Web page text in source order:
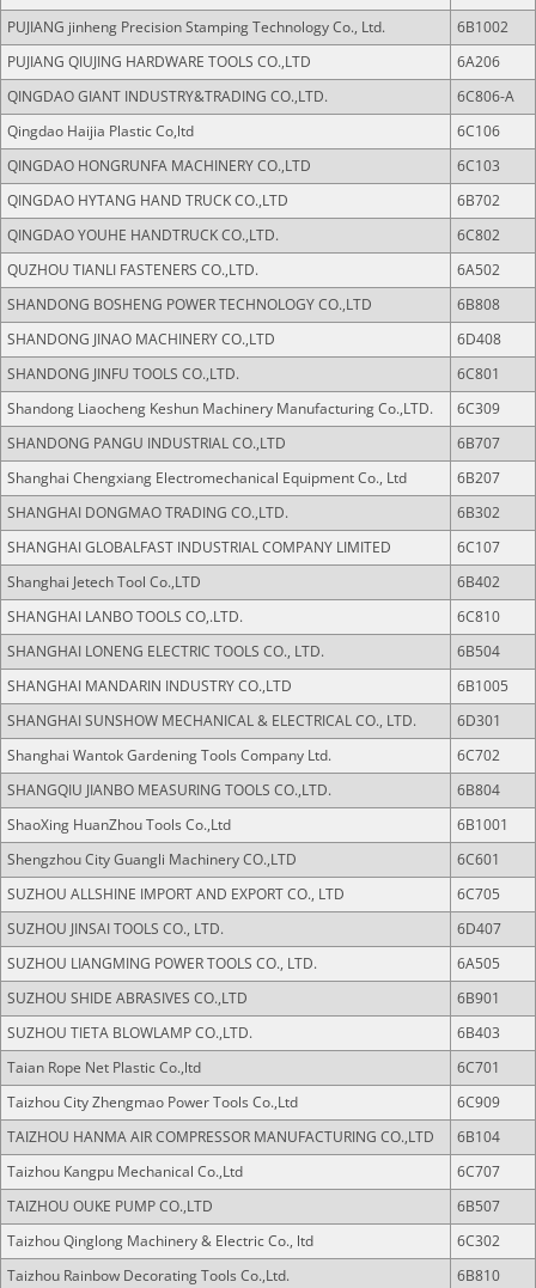
PUJIANG jinheng Precision Stamping Technology Co., Ltd.
6B1002
PUJIANG QIUJING HARDWARE TOOLS CO.,LTD
6A206
QINGDAO GIANT INDUSTRY&TRADING CO.,LTD.
6C806-A
Qingdao Haijia Plastic Co,ltd
6C106
QINGDAO HONGRUNFA MACHINERY CO.,LTD
6C103
QINGDAO HYTANG HAND TRUCK CO.,LTD
6B702
QINGDAO YOUHE HANDTRUCK CO.,LTD.
6C802
QUZHOU TIANLI FASTENERS CO.,LTD.
6A502
SHANDONG BOSHENG POWER TECHNOLOGY CO.,LTD
6B808
SHANDONG JINAO MACHINERY CO.,LTD
6D408
SHANDONG JINFU TOOLS CO.,LTD.
6C801
Shandong Liaocheng Keshun Machinery Manufacturing Co.,LTD.
6C309
SHANDONG PANGU INDUSTRIAL CO.,LTD
6B707
Shanghai Chengxiang Electromechanical Equipment Co., Ltd
6B207
SHANGHAI DONGMAO TRADING CO.,LTD.
6B302
SHANGHAI GLOBALFAST INDUSTRIAL COMPANY LIMITED
6C107
Shanghai Jetech Tool Co.,LTD
6B402
SHANGHAI LANBO TOOLS CO,.LTD.
6C810
SHANGHAI LONENG ELECTRIC TOOLS CO., LTD.
6B504
SHANGHAI MANDARIN INDUSTRY CO.,LTD
6B1005
SHANGHAI SUNSHOW MECHANICAL & ELECTRICAL CO., LTD.
6D301
Shanghai Wantok Gardening Tools Company Ltd.
6C702
SHANGQIU JIANBO MEASURING TOOLS CO.,LTD.
6B804
ShaoXing HuanZhou Tools Co.,Ltd
6B1001
Shengzhou City Guangli Machinery CO.,LTD
6C601
SUZHOU ALLSHINE IMPORT AND EXPORT CO., LTD
6C705
SUZHOU JINSAI TOOLS CO., LTD.
6D407
SUZHOU LIANGMING POWER TOOLS CO., LTD.
6A505
SUZHOU SHIDE ABRASIVES CO.,LTD
6B901
SUZHOU TIETA BLOWLAMP CO.,LTD.
6B403
Taian Rope Net Plastic Co.,ltd
6C701
Taizhou City Zhengmao Power Tools Co.,Ltd
6C909
TAIZHOU HANMA AIR COMPRESSOR MANUFACTURING CO.,LTD
6B104
Taizhou Kangpu Mechanical Co.,Ltd
6C707
TAIZHOU OUKE PUMP CO.,LTD
6B507
Taizhou Qinglong Machinery & Electric Co., ltd
6C302
Taizhou Rainbow Decorating Tools Co.,Ltd.
6B810